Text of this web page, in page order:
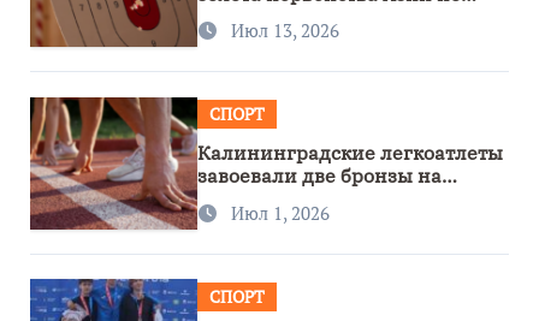
метанию ножа
Июл 13, 2026
СПОРТ
Калининградские легкоатлеты
завоевали две бронзы на
первенстве России
Июл 1, 2026
СПОРТ